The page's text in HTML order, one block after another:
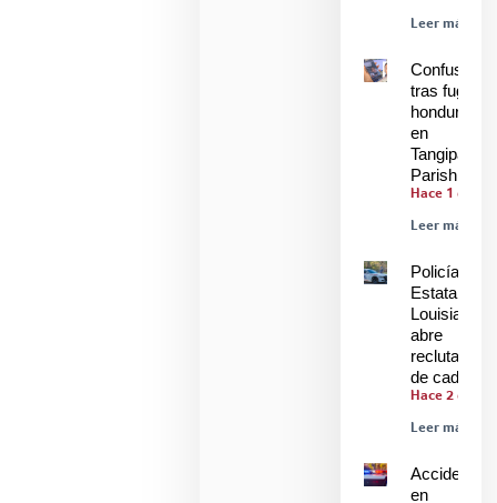
Leer más »
Confusión
tras fuga de
hondureños
en
Tangipahoa
Parish
Hace 1 día
Leer más »
Policía
Estatal de
Louisiana
abre
de cadetes
Hace 2 días
Leer más »
Accidente
en